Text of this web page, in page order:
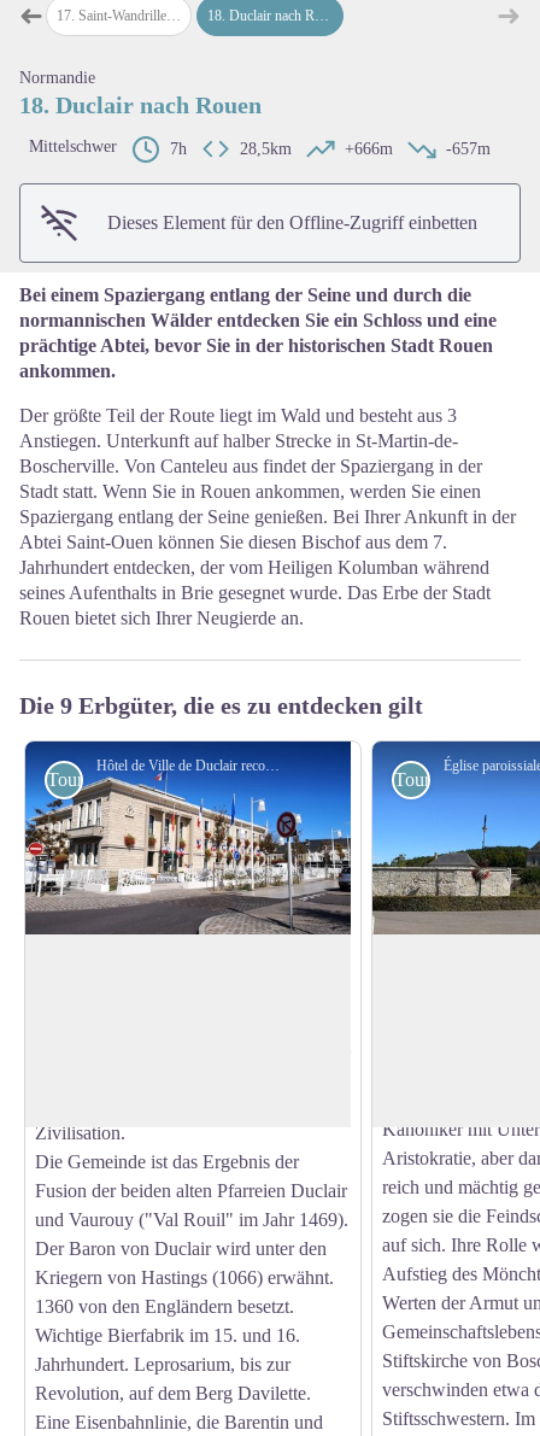
➜map.drawer.prev
17. Saint-Wandrille-Rançon nach Duclair 18.Duclair nach Rouen ➜
Normandie
18. Duclair nach Rouen
Mittelschwer 7h 28,5km +666m -657m
Dieses Element für den Offline-Zugriff einbetten
Bei einem Spaziergang entlang der Seine und durch die
normannischen Wälder entdecken Sie ein Schloss und eine
prächtige Abtei, bevor Sie in der historischen Stadt Rouen
ankommen.
Der größte Teil der Route liegt im Wald und besteht aus 3
Anstiegen. Unterkunft auf halber Strecke in St-Martin-de-
Boscherville. Von Canteleu aus findet der Spaziergang in der
Stadt statt. Wenn Sie in Rouen ankommen, werden Sie einen
Spaziergang entlang der Seine genießen. Bei Ihrer Ankunft in der
Abtei Saint-Ouen können Sie diesen Bischof aus dem 7.
Jahrhundert entdecken, der vom Heiligen Kolumban während
seines Aufenthalts in Brie gesegnet wurde. Das Erbe der Stadt
Rouen bietet sich Ihrer Neugierde an.
Die 9 Erbgüter, die es zu entdecken gilt
Hôtel de Ville de Duclair reconstruit en 1960 - Amis saint Colomban
Touristisch
Zivilisation.
Die Gemeinde ist das Ergebnis der
Fusion der beiden alten Pfarreien Duclair
und Vaurouy ("Val Rouil" im Jahr 1469).
Der Baron von Duclair wird unter den
Kriegern von Hastings (1066) erwähnt.
1360 von den Engländern besetzt.
Wichtige Bierfabrik im 15. und 16.
Jahrhundert. Leprosarium, bis zur
Revolution, auf dem Berg Davilette.
Eine Eisenbahnlinie, die Barentin und
Touristisch
Kanoniker mit
Aristokratie, aber
reich und mächtig
zogen sie die
auf sich. Ihre Rolle
Aufstieg des
Werten der Armut
Stiftskirche von
verschwinden etwa
Stiftsschwestern. Im